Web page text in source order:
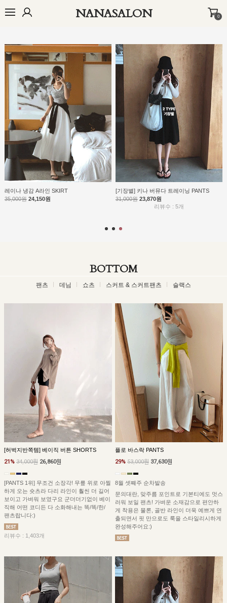
NANASALON 0
[허벅지반쪽템] 베이직 버튼 SHORTS
34,000원 26,860원
플로 바스락 PANTS
53,000원 37,630원
BOTTOM
팬츠 데님 쇼츠 스커트 & 스커트팬츠 슬랙스
[허벅지반쪽템] 베이직 버튼 SHORTS
21% 34,000원 26,860원
[PANTS 1위] 무조건 소장각! 무릎 위로 아찔
하게 오는 숏츠라 다리 라인이 훨씬 더 길어
보이고 가벼워 보였구요 군더더기없이 베이
직해 어떤 코디든 다 소화해내는 똑/똑/한/
팬츠랍니다:)
리뷰수 : 1,403개
플로 바스락 PANTS
29% 53,000원 37,630원
8월 셋째주 순차발송
문의대란, 맞주름 포인트로 기본티에도 멋스
러워 보일 팬츠! 가벼운 소재감으로 편안하
게 착용은 물론, 골반 라인이 더욱 예쁘게 연
출되면서 핏 만으로도 룩을 스타일리시하게
완성해주어요:)